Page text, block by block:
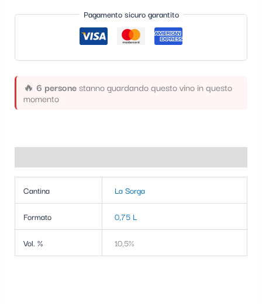
Pagamento sicuro garantito
🔥 6 personestanno guardando questo vino in questo
momento
Cantina La Sorga
Formato 0,75 L
Vol. % 10,5%
i